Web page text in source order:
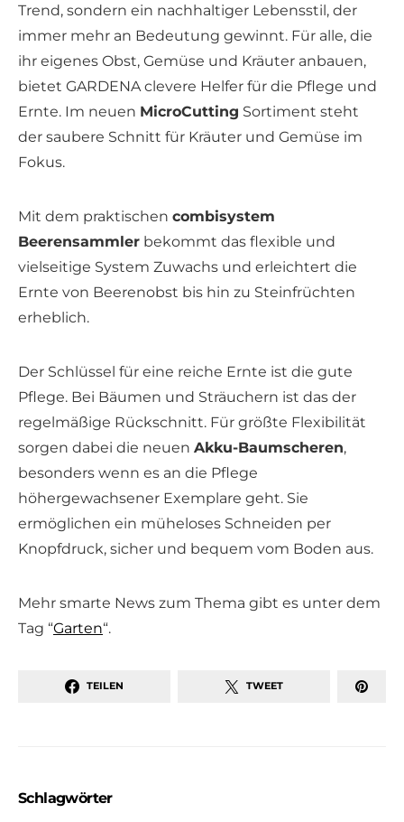
Trend, sondern ein nachhaltiger Lebensstil, der
immer mehr an Bedeutung gewinnt. Für alle, die
ihr eigenes Obst, Gemüse und Kräuter anbauen,
bietet GARDENA clevere Helfer für die Pflege und
Ernte. Im neuen MicroCutting Sortiment steht
der saubere Schnitt für Kräuter und Gemüse im
Fokus.
Mit dem praktischen combisystem
Beerensammler bekommt das flexible und
vielseitige System Zuwachs und erleichtert die
Ernte von Beerenobst bis hin zu Steinfrüchten
erheblich.
Der Schlüssel für eine reiche Ernte ist die gute
Pflege. Bei Bäumen und Sträuchern ist das der
regelmäßige Rückschnitt. Für größte Flexibilität
sorgen dabei die neuen Akku-Baumscheren,
besonders wenn es an die Pflege
höhergewachsener Exemplare geht. Sie
ermöglichen ein müheloses Schneiden per
Knopfdruck, sicher und bequem vom Boden aus.
Mehr smarte News zum Thema gibt es unter dem
Tag “Garten“.
TEILEN TWEET
Schlagwörter